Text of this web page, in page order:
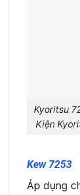
Kyoritsu
Kiện
Kew 7253
Áp dụng